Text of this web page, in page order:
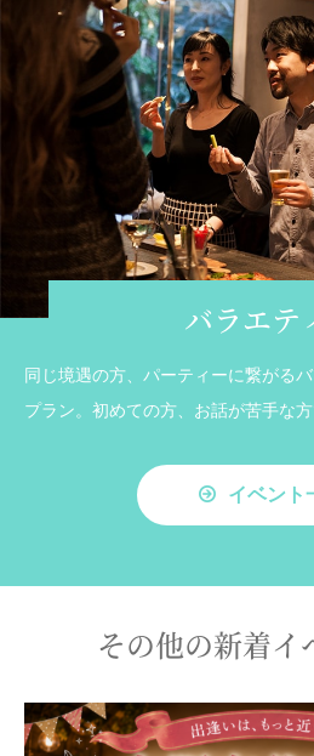
バラエテ
同じ境遇の方、パーティーに繋がる
プラン。初めての方、お話が苦手な方
イベント
その他の新着イ